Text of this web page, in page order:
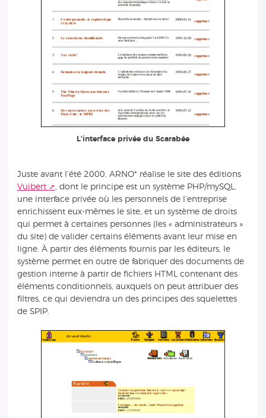
L’interface privée du Scarabée
Juste avant l’été 2000, ARNO* réalise le site des éditions
Vuibert
, dont le principe est un système PHP/mySQL,
une interface privée où les personnels de l’entreprise
enrichissent eux-mêmes le site, et un système de droits
qui permet à certaines personnes (les « administrateurs »
du site) de valider certains éléments avant leur mise en
ligne. À partir des éléments fournis par les éditeurs, le
système permet en outre de fabriquer des documents de
gestion interne à partir de fichiers HTML contenant des
éléments conditionnels, auxquels on peut attribuer des
filtres, ce qui deviendra un des principes des squelettes
de SPIP.